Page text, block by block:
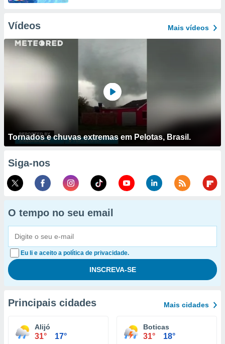
Vídeos Mais vídeos
Tornados e chuvas extremas em Pelotas, Brasil.
Siga-nos
O tempo no seu email
Eu li e aceito a política de privacidade.
Principais cidades Mais cidades
Alijó
31° 17°
Boticas
31° 18°